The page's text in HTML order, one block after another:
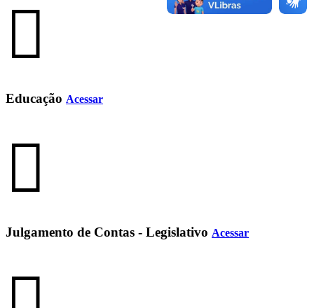
Educação Acessar
Julgamento de Contas - Legislativo Acessar